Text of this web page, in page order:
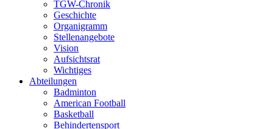
TGW-Chronik
Geschichte
Organigramm
Stellenangebote
Vision
Aufsichtsrat
Wichtiges
Abteilungen
Badminton
American Football
Basketball
Behindertensport